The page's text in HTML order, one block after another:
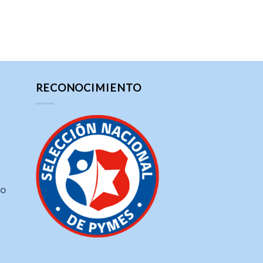
RECONOCIMIENTO